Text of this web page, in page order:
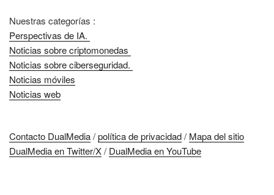
Nuestras categorías :
Perspectivas de IA.
Noticias sobre criptomonedas
Noticias sobre ciberseguridad.
Noticias móviles
Noticias web
Contacto DualMedia/política de privacidad/ Mapa del sitio
DualMedia en Twitter/X/ DualMedia en YouTube